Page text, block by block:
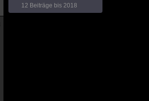
12 Beiträge bis 2018